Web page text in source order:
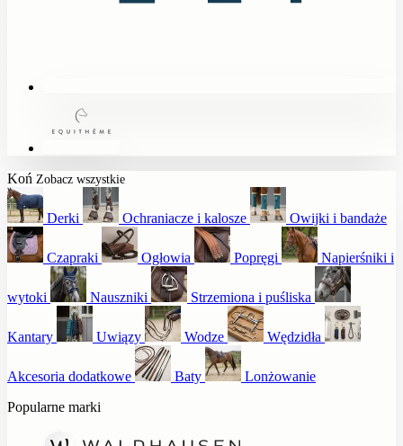
Koń Zobacz wszystkie
Derki Ochraniacze i kalosze Owijki i bandaże
Czapraki Ogłowia Popręgi Napierśniki i
wytoki Nauszniki Strzemiona i puśliska
Kantary Uwiązy Wodze Wędzidła
Akcesoria dodatkowe Baty
Lonżowanie
Popularne marki